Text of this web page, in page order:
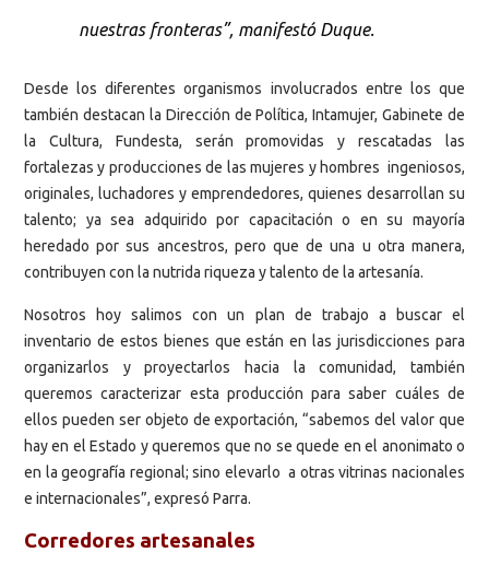
nuestras fronteras”, manifestó Duque.
Desde los diferentes organismos involucrados entre los que
también destacan la Dirección de Política, Intamujer, Gabinete de
la Cultura, Fundesta, serán promovidas y rescatadas las
fortalezas y producciones de las mujeres y hombres ingeniosos,
originales, luchadores y emprendedores, quienes desarrollan su
talento; ya sea adquirido por capacitación o en su mayoría
heredado por sus ancestros, pero que de una u otra manera,
contribuyen con la nutrida riqueza y talento de la artesanía.
Nosotros hoy salimos con un plan de trabajo a buscar el
inventario de estos bienes que están en las jurisdicciones para
organizarlos y proyectarlos hacia la comunidad, también
queremos caracterizar esta producción para saber cuáles de
ellos pueden ser objeto de exportación, “sabemos del valor que
hay en el Estado y queremos que no se quede en el anonimato o
en la geografía regional; sino elevarlo a otras vitrinas nacionales
e internacionales”, expresó Parra.
Corredores artesanales